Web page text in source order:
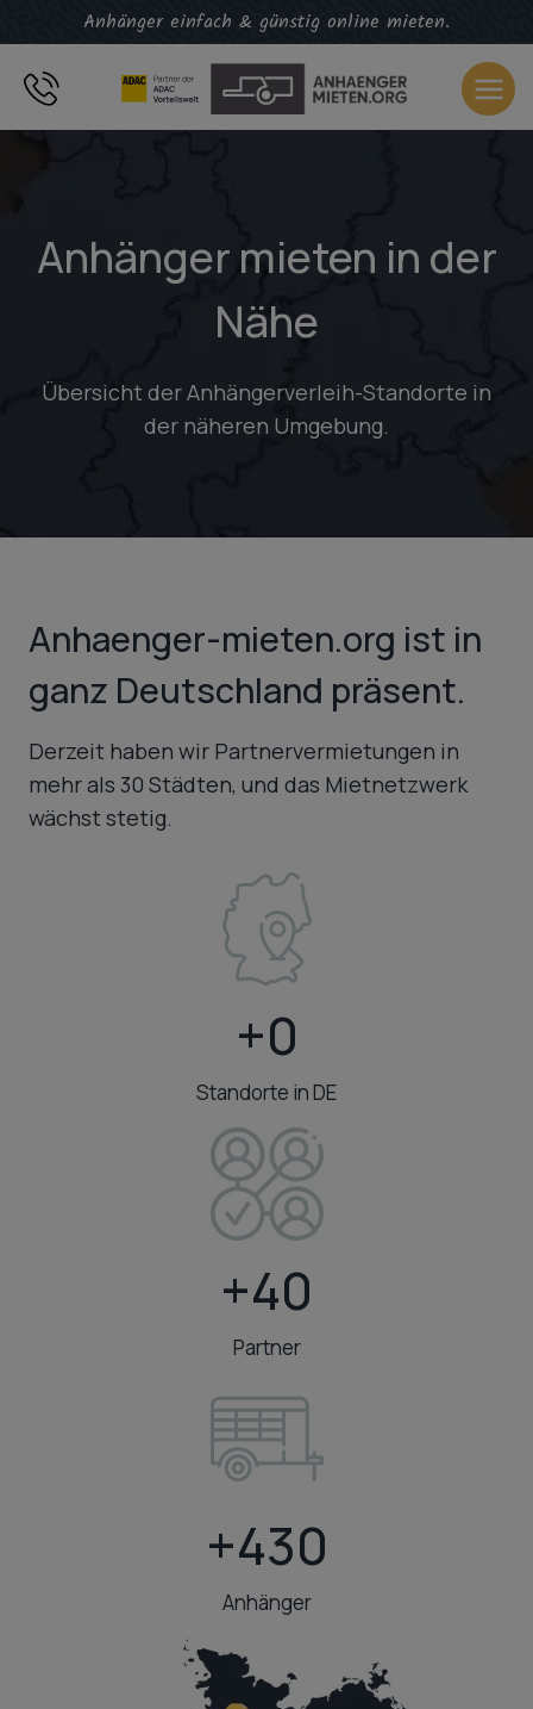
Inhalt
springen
Anhänger einfach & günstig online mieten.
Anhänger mieten in der
Nähe
Übersicht der Anhängerverleih-Standorte in
der näheren Umgebung.
Anhaenger-mieten.org ist in
ganz Deutschland präsent.
Derzeit haben wir Partnervermietungen in
mehr als 30 Städten, und das Mietnetzwerk
wächst stetig.
+0
Standorte in DE
+40
Partner
+430
Anhänger